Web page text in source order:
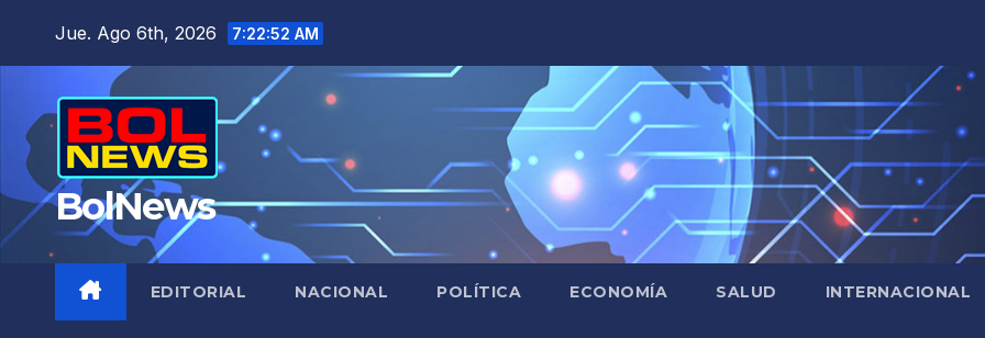
Jue. Ago 6th, 2026 7:22:53 AM
BolNews
EDITORIAL NACIONAL POLÍTICA ECONOMÍA SALUD INTERNACIONAL